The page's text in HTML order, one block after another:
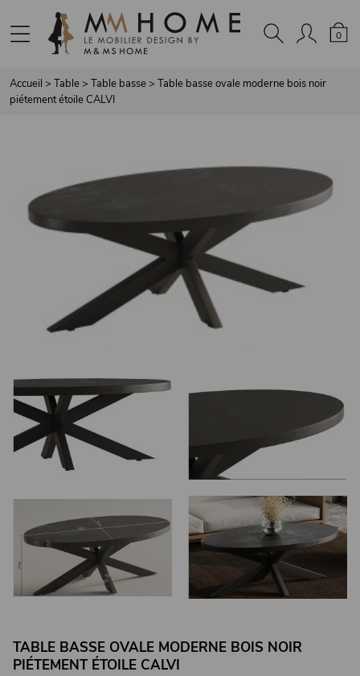
0
Accueil > Table> Table basse> Table basse ovale moderne bois noir
piétement étoile CALVI
TABLE BASSE OVALE MODERNE BOIS NOIR
PIÉTEMENT ÉTOILE CALVI
Panneau de gestion des cookies